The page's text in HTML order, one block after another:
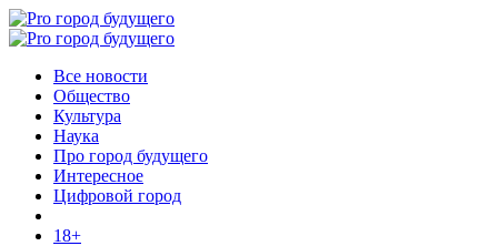
Menu
Поиск
Menu
Pro
Все новости
Общество
Культура
Наука
Про город будущего
Интересное
Цифровой город
18+